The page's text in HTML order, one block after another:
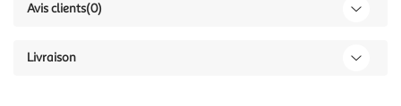
Avis clients(0)
Livraison